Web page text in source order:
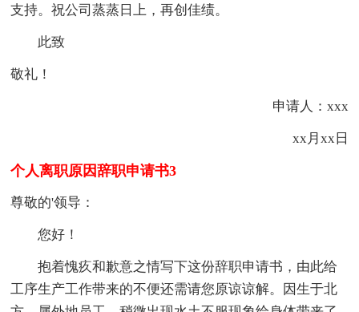
支持。祝公司蒸蒸日上，再创佳绩。
此致
敬礼！
申请人：xxx
xx月xx日
个人离职原因辞职申请书3
尊敬的'领导：
您好！
抱着愧疚和歉意之情写下这份辞职申请书，由此给
工序生产工作带来的不便还需请您原谅谅解。因生于北